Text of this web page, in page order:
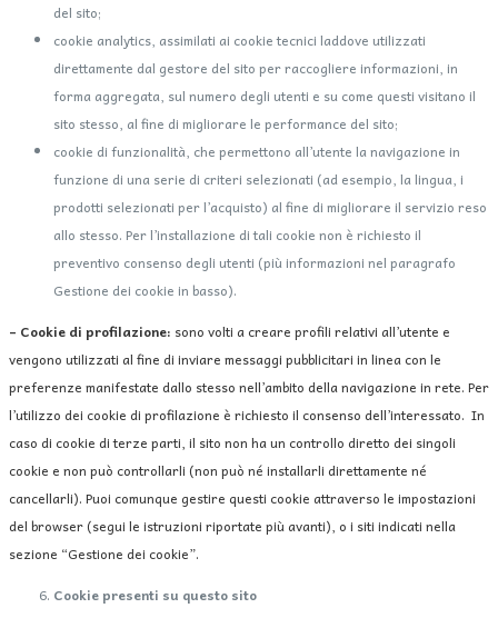
del sito;
cookie analytics, assimilati ai cookie tecnici laddove utilizzati
direttamente dal gestore del sito per raccogliere informazioni, in
forma aggregata, sul numero degli utenti e su come questi visitano il
sito stesso, al fine di migliorare le performance del sito;
cookie di funzionalità, che permettono all’utente la navigazione in
funzione di una serie di criteri selezionati (ad esempio, la lingua, i
prodotti selezionati per l’acquisto) al fine di migliorare il servizio reso
allo stesso. Per l’installazione di tali cookie non è richiesto il
preventivo consenso degli utenti (più informazioni nel paragrafo
Gestione dei cookie in basso).
– Cookie di profilazione: sono volti a creare profili relativi all’utente e
vengono utilizzati al fine di inviare messaggi pubblicitari in linea con le
preferenze manifestate dallo stesso nell’ambito della navigazione in rete. Per
l’utilizzo dei cookie di profilazione è richiesto il consenso dell’interessato. In
caso di cookie di terze parti, il sito non ha un controllo diretto dei singoli
cookie e non può controllarli (non può né installarli direttamente né
cancellarli). Puoi comunque gestire questi cookie attraverso le impostazioni
del browser (segui le istruzioni riportate più avanti), o i siti indicati nella
sezione “Gestione dei cookie”.
Cookie presenti su questo sito